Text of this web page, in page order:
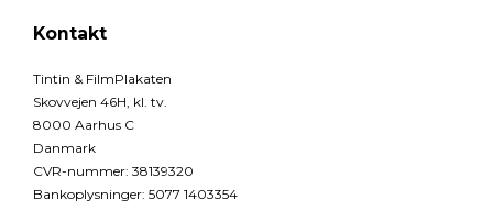
Kontakt
Tintin & FilmPlakaten
Skovvejen 46H, kl. tv.
8000 Aarhus C
Danmark
CVR-nummer: 38139320
Bankoplysninger: 5077 1403354